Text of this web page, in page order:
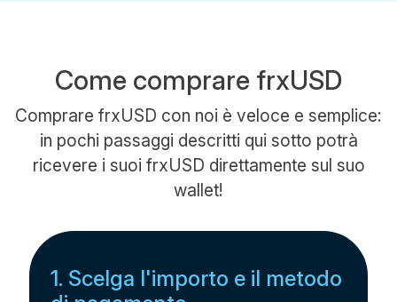
Come comprare frxUSD
Comprare frxUSD con noi è veloce e semplice:
in pochi passaggi descritti qui sotto potrà
ricevere i suoi frxUSD direttamente sul suo
wallet!
1. Scelga l'importo e il metodo